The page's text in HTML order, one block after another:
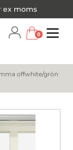
ex moms
0
offwhite/grön